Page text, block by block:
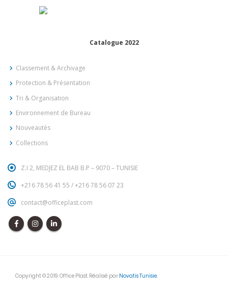
Catalogue 2022
Classement & Archivage
Protection & Présentation
Tri & Organisation
Environnement de Bureau
Nouveautés
Collections
Z.I 2, MEDJEZ EL BAB B.P – 9070 – TUNISIE
+216 78 56 41 55 /+216 78 56 07 23
contact@officeplast.com
Copyright © 2019. Office Plast. Réalisé par Novatis Tunisie.